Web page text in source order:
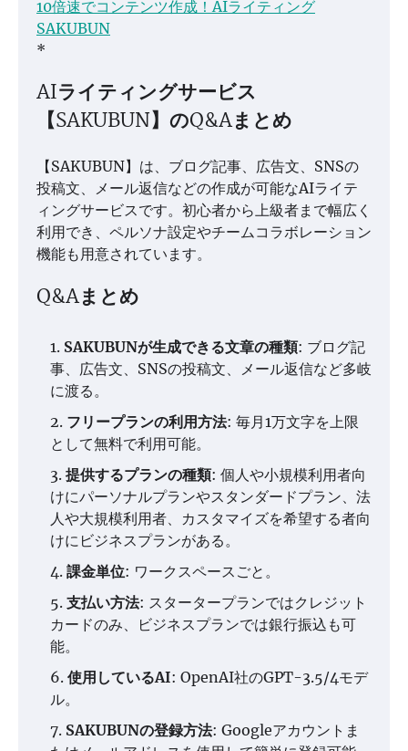
10倍速でコンテンツ作成！AIライティング
SAKUBUN
*
AIライティングサービス
【SAKUBUN】のQ&Aまとめ
【SAKUBUN】は、ブログ記事、広告文、SNSの
投稿文、メール返信などの作成が可能なAIライテ
ィングサービスです。初心者から上級者まで幅広く
利用でき、ペルソナ設定やチームコラボレーション
機能も用意されています。
Q&Aまとめ
SAKUBUNが生成できる文章の種類: ブログ記
事、広告文、SNSの投稿文、メール返信など多岐
に渡る。
フリープランの利用方法: 毎月1万文字を上限
として無料で利用可能。
提供するプランの種類: 個人や小規模利用者向
けにパーソナルプランやスタンダードプラン、法
人や大規模利用者、カスタマイズを希望する者向
けにビジネスプランがある。
課金単位: ワークスペースごと。
支払い方法: スタータープランではクレジット
カードのみ、ビジネスプランでは銀行振込も可
能。
使用しているAI: OpenAI社のGPT-3.5/4モデ
ル。
SAKUBUNの登録方法: Googleアカウントま